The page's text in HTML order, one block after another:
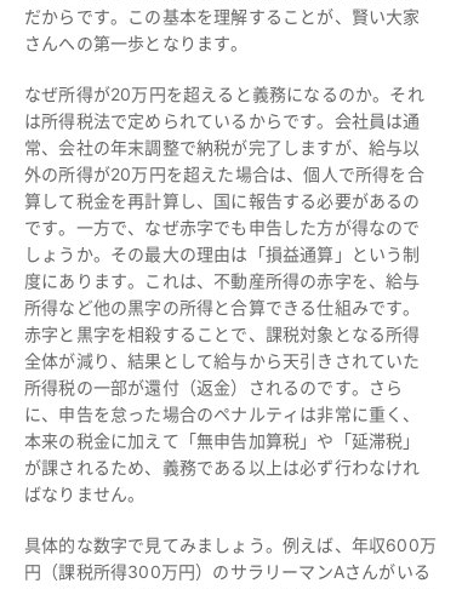
だからです。この基本を理解することが、賢い大家
さんへの第一歩となります。
なぜ所得が20万円を超えると義務になるのか。それ
は所得税法で定められているからです。会社員は通
常、会社の年末調整で納税が完了しますが、給与以
外の所得が20万円を超えた場合は、個人で所得を合
算して税金を再計算し、国に報告する必要があるの
です。一方で、なぜ赤字でも申告した方が得なので
しょうか。その最大の理由は「損益通算」という制
度にあります。これは、不動産所得の赤字を、給与
所得など他の黒字の所得と合算できる仕組みです。
赤字と黒字を相殺することで、課税対象となる所得
全体が減り、結果として給与から天引きされていた
所得税の一部が還付（返金）されるのです。さら
に、申告を怠った場合のペナルティは非常に重く、
本来の税金に加えて「無申告加算税」や「延滞税」
が課されるため、義務である以上は必ず行わなけれ
ばなりません。
具体的な数字で見てみましょう。例えば、年収600万
円（課税所得300万円）のサラリーマンAさんがいる